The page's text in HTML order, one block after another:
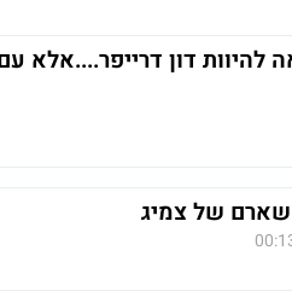
דון דרייפר....אלא
של צמיג